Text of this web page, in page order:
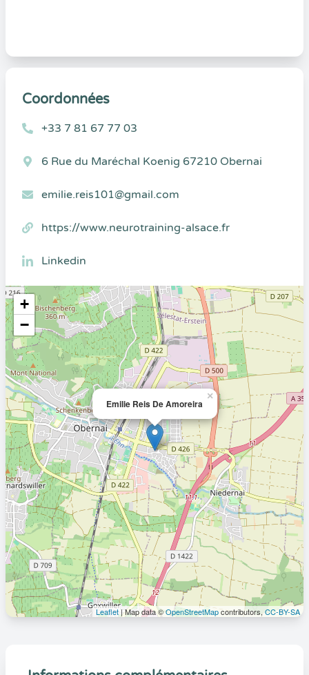
Coordonnées
+33 7 81 67 77 03
6 Rue du Maréchal Koenig 67210 Obernai
emilie.reis101@gmail.com
https://www.neurotraining-alsace.fr
Linkedin
Emilie Reis De Amoreira
×
+
−
Leaflet| Map data ©OpenStreetMapcontributors,CC-BY-SA